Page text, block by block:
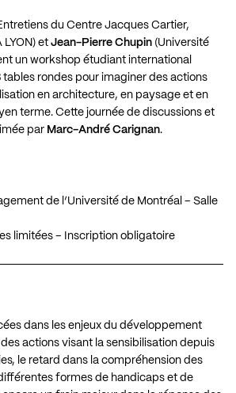
du Centre Jacques Cartier,
LYON) et Jean-Pierre Chupin (Université
un workshop étudiant international
tables rondes pour imaginer des actions
en architecture, en paysage et en
terme. Cette journée de discussions et
par Marc-André Carignan.
de l’Université de Montréal – Salle
limitées – Inscription obligatoire
dans les enjeux du développement
actions visant la sensibilisation depuis
le retard dans la compréhension des
formes de handicaps et de